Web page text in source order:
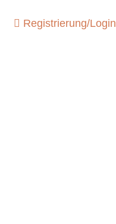
Registrierung/Login